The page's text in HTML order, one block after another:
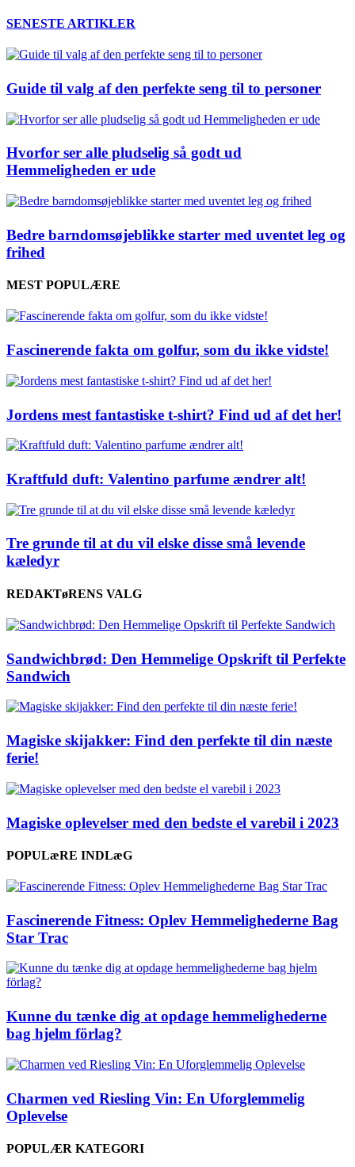
SENESTE ARTIKLER
Guide til valg af den perfekte seng til to personer
Hvorfor ser alle pludselig så godt ud
Hemmeligheden er ude
Bedre barndomsøjeblikke starter med uventet leg og
frihed
MEST POPULÆRE
Fascinerende fakta om golfur, som du ikke vidste!
Jordens mest fantastiske t-shirt? Find ud af det her!
Kraftfuld duft: Valentino parfume ændrer alt!
Tre grunde til at du vil elske disse små levende
kæledyr
REDAKTøRENS VALG
Sandwichbrød: Den Hemmelige Opskrift til Perfekte
Sandwich
Magiske skijakker: Find den perfekte til din næste
ferie!
Magiske oplevelser med den bedste el varebil i 2023
POPULæRE INDLæG
Fascinerende Fitness: Oplev Hemmelighederne Bag
Star Trac
Kunne du tænke dig at opdage hemmelighederne
bag hjelm förlag?
Charmen ved Riesling Vin: En Uforglemmelig
Oplevelse
POPULÆR KATEGORI